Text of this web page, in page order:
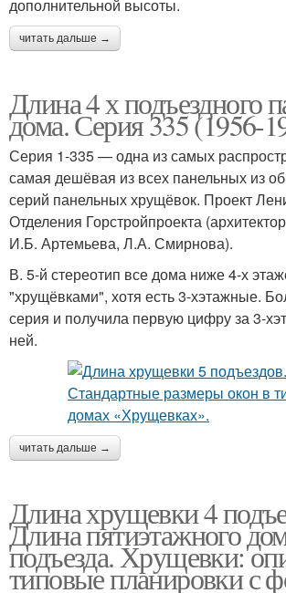
дополнительной высоты.
читать дальше →
Длина 4 х подъездного
дома. Серия 335 (1956-
Серия 1-335 — одна из самых
самая дешёвая из всех панельных из
серий панельных хрущёвок. Проект
Отделения Горстройпроекта
И.Б. Артемьева, Л.А. Смирнова).
В. 5-й стереотип все дома ниже 4-х
"хрущёвками", хотя есть 3-хэтажные.
серия и получила первую цифру за 3-
ней.
читать дальше →
Длина хрущевки 4
Длина пятиэтажного
подъезда. Хрущевки:
типовые планировки с